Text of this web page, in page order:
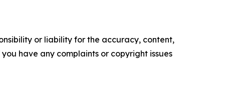
or liability for the accuracy, content,
have any complaints or copyright issues